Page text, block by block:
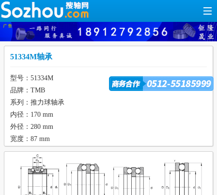
51334M轴承
型号：51334M
品牌：TMB
系列：推力球轴承
内径：170 mm
外径：280 mm
宽度：87 mm